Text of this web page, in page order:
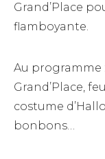
Grand’Place
flamboyante.
Au programme
Grand’Place,
costume
bonbons…